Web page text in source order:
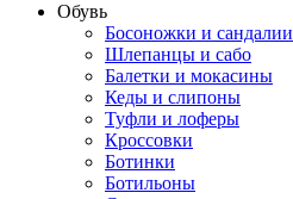
Обувь
Босоножки и сандалии
Шлепанцы и сабо
Балетки и мокасины
Кеды и слипоны
Туфли и лоферы
Кроссовки
Ботинки
Ботильоны